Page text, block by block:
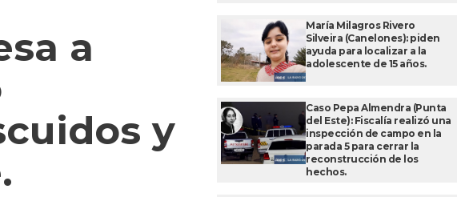
a
y
María Milagros Rivero
Silveira (Canelones): piden
ayuda para localizar a la
adolescente de 15 años.
Caso Pepa Almendra (Punta
del Este): Fiscalía realizó una
inspección de campo en la
parada 5 para cerrar la
reconstrucción de los
hechos.